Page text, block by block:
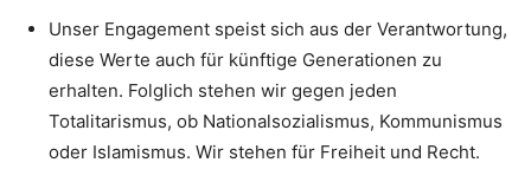
Unser Engagement speist sich aus der Verantwortung,
diese Werte auch für künftige Generationen zu
erhalten. Folglich stehen wir gegen jeden
Totalitarismus, ob Nationalsozialismus, Kommunismus
oder Islamismus. Wir stehen für Freiheit und Recht.